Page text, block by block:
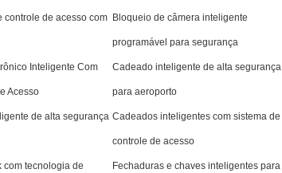
controle de acesso com Bloqueio de câmera inteligente
programável para segurança
Inteligente Com
Acesso
Cadeado inteligente de alta segurança
para aeroporto
de alta segurança Cadeados inteligentes com sistema de
controle de acesso
com tecnologia de Fechaduras e chaves inteligentes para